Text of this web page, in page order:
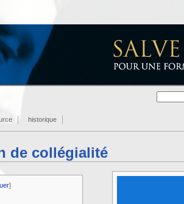
de collégialité
]
historique